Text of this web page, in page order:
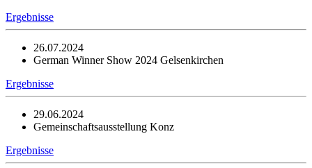
Ergebnisse
26.07.2024
German Winner Show 2024 Gelsenkirchen
Ergebnisse
29.06.2024
Gemeinschaftsausstellung Konz
Ergebnisse